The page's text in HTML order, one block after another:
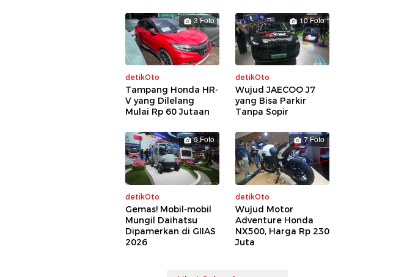
3 Foto
detikOto
Tampang Honda HR-
V yang Dilelang
Mulai Rp 60 Jutaan
10 Foto
detikOto
Wujud JAECOO J7
yang Bisa Parkir
Tanpa Sopir
9 Foto
detikOto
Gemas! Mobil-mobil
Mungil Daihatsu
Dipamerkan di GIIAS
2026
7 Foto
detikOto
Wujud Motor
Adventure Honda
NX500, Harga Rp 230
Juta